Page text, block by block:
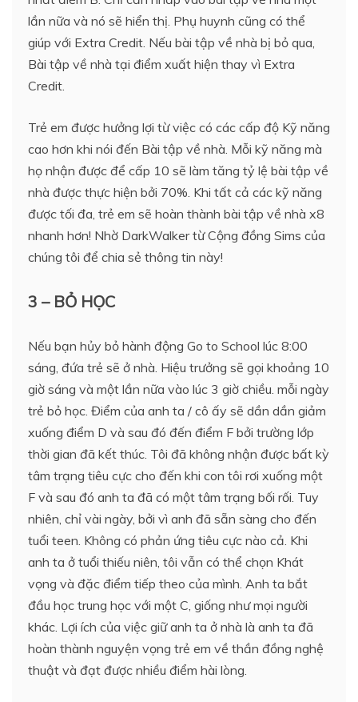
lần nữa và nó sẽ hiển thị. Phụ huynh cũng có thể
giúp với Extra Credit. Nếu bài tập về nhà bị bỏ qua,
Bài tập về nhà tại điểm xuất hiện thay vì Extra
Credit.
Trẻ em được hưởng lợi từ việc có các cấp độ Kỹ năng
cao hơn khi nói đến Bài tập về nhà. Mỗi kỹ năng mà
họ nhận được để cấp 10 sẽ làm tăng tỷ lệ bài tập về
nhà được thực hiện bởi 70%. Khi tất cả các kỹ năng
được tối đa, trẻ em sẽ hoàn thành bài tập về nhà x8
nhanh hơn! Nhờ DarkWalker từ Cộng đồng Sims của
chúng tôi để chia sẻ thông tin này!
3 – BỎ HỌC
Nếu bạn hủy bỏ hành động Go to School lúc 8:00
sáng, đứa trẻ sẽ ở nhà. Hiệu trưởng sẽ gọi khoảng 10
giờ sáng và một lần nữa vào lúc 3 giờ chiều. mỗi ngày
trẻ bỏ học. Điểm của anh ta / cô ấy sẽ dần dần giảm
xuống điểm D và sau đó đến điểm F bởi trường lớp
thời gian đã kết thúc. Tôi đã không nhận được bất kỳ
tâm trạng tiêu cực cho đến khi con tôi rơi xuống một
F và sau đó anh ta đã có một tâm trạng bối rối. Tuy
nhiên, chỉ vài ngày, bởi vì anh đã sẵn sàng cho đến
tuổi teen. Không có phản ứng tiêu cực nào cả. Khi
anh ta ở tuổi thiếu niên, tôi vẫn có thể chọn Khát
vọng và đặc điểm tiếp theo của mình. Anh ta bắt
đầu học trung học với một C, giống như mọi người
khác. Lợi ích của việc giữ anh ta ở nhà là anh ta đã
hoàn thành nguyện vọng trẻ em về thần đồng nghệ
thuật và đạt được nhiều điểm hài lòng.